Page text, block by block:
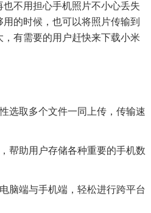
不用担心手机照片不小心丢失
的时候，也可以将照片传输到
有需要的用户赶快来下载小米
选取多个文件一同上传，传输速
帮助用户存储各种重要的手机数
脑端与手机端，轻松进行跨平台